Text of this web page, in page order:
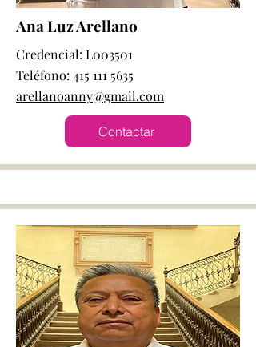
Ana Luz Arellano
Credencial: L003501
Teléfono: 415 111 5635
arellanoanny@gmail.com
Contactar